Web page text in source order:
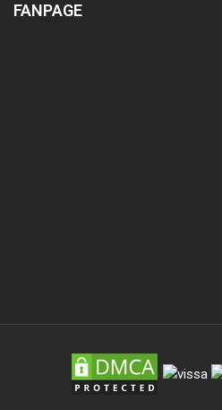
FANPAGE